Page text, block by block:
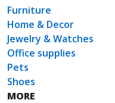
Furniture
Home & Decor
Jewelry & Watches
Office supplies
Pets
Shoes
MORE